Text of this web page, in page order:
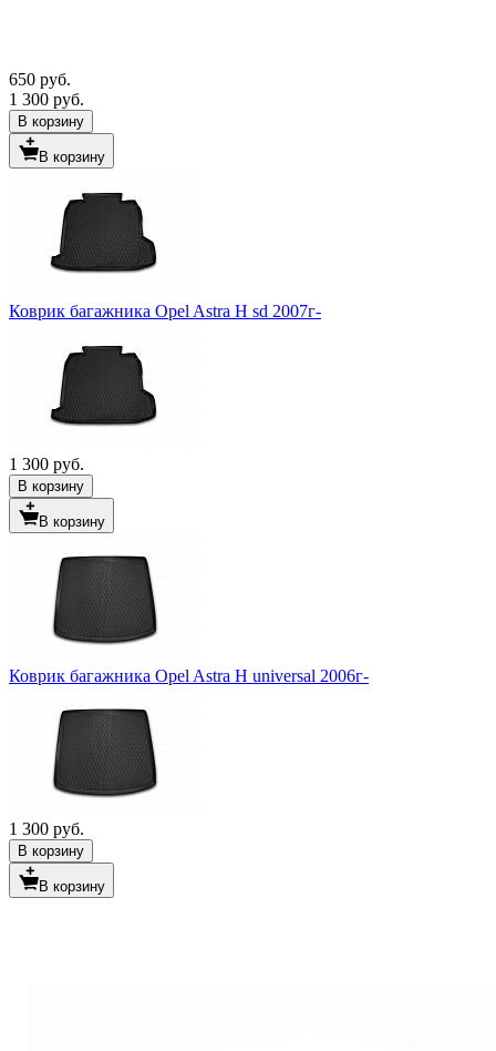
650 руб.
1 300 руб.
В корзину
В корзину
Коврик багажника Opel Astra H sd 2007г-
1 300 руб.
В корзину
В корзину
Коврик багажника Opel Astra H universal 2006г-
1 300 руб.
В корзину
В корзину